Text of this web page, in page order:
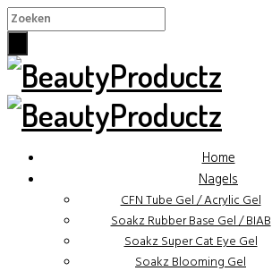
Home
Nagels
CFN Tube Gel / Acrylic Gel
Soakz Rubber Base Gel / BIAB
Soakz Super Cat Eye Gel
Soakz Blooming Gel